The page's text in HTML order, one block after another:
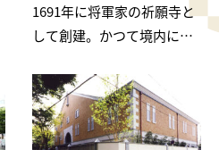
1691年に将軍家の祈願寺と
して創建。かつて境内には
めぐらした大寺院で、江戸
時代の名刹としてその規模
を誇っていま…